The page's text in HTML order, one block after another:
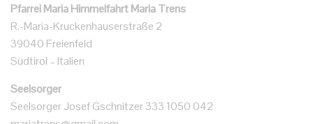
Pfarrei Maria Himmelfahrt Maria Trens
R.-Maria-Kruckenhauserstraße 2
39040 Freienfeld
Südtirol – Italien
Seelsorger
Seelsorger Josef Gschnitzer 333 1050 042